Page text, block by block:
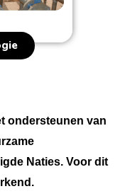
ondersteunen van
Naties. Voor dit